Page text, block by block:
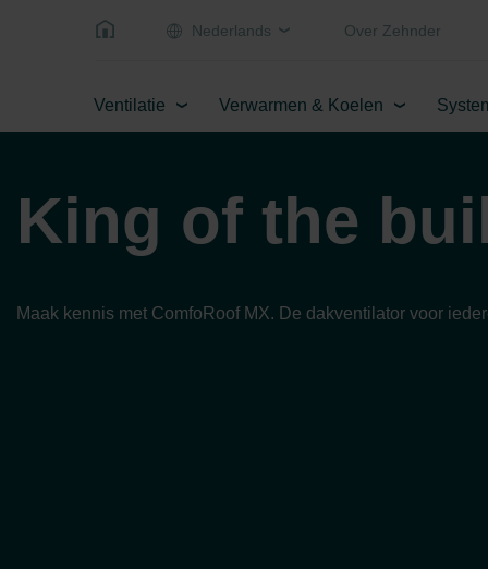
Nederlands Over Zehnder
Ventilatie Verwarmen & Koelen
King of the
Maak kennis met ComfoRoof MX. De dakventilator voor